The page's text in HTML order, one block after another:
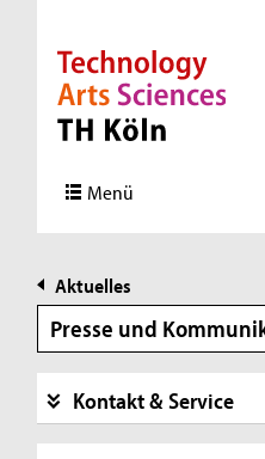
Direkt zur Hauptnavigation
Direkt zur Subnavigation
Direkt zum Inhalt
Direkt zum Fußbereich
Menü
Aktuelles
Presse und
Kontakt & Service